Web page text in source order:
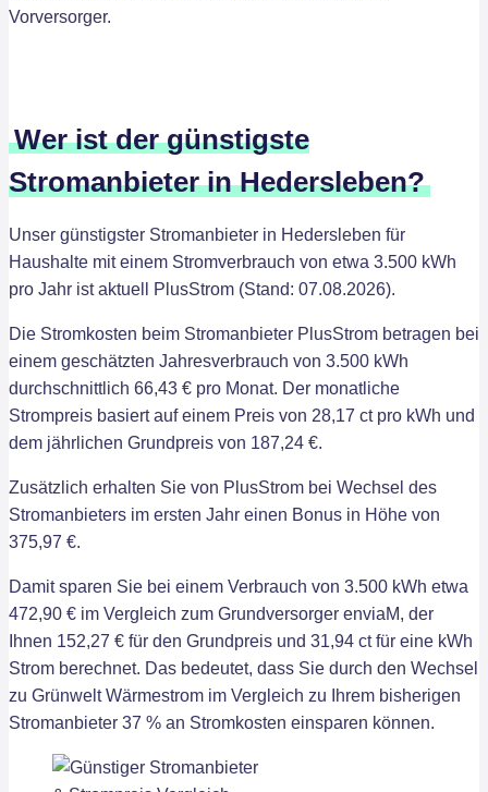
Vorversorger.
Wer ist der günstigste
Stromanbieter in Hedersleben?
Unser günstigster Stromanbieter in Hedersleben für
Haushalte mit einem Stromverbrauch von etwa 3.500 kWh
pro Jahr ist aktuell PlusStrom (Stand: 07.08.2026).
Die Stromkosten beim Stromanbieter PlusStrom betragen bei
einem geschätzten Jahresverbrauch von 3.500 kWh
durchschnittlich 66,43 € pro Monat. Der monatliche
Strompreis basiert auf einem Preis von 28,17 ct pro kWh und
dem jährlichen Grundpreis von 187,24 €.
Zusätzlich erhalten Sie von PlusStrom bei Wechsel des
Stromanbieters im ersten Jahr einen Bonus in Höhe von
375,97 €.
Damit sparen Sie bei einem Verbrauch von 3.500 kWh etwa
472,90 € im Vergleich zum Grundversorger enviaM, der
Ihnen 152,27 € für den Grundpreis und 31,94 ct für eine kWh
Strom berechnet. Das bedeutet, dass Sie durch den Wechsel
zu Grünwelt Wärmestrom im Vergleich zu Ihrem bisherigen
Stromanbieter 37 % an Stromkosten einsparen können.